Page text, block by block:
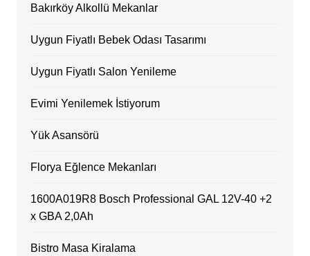
Bakırköy Alkollü Mekanlar
Uygun Fiyatlı Bebek Odası Tasarımı
Uygun Fiyatlı Salon Yenileme
Evimi Yenilemek İstiyorum
Yük Asansörü
Florya Eğlence Mekanları
1600A019R8 Bosch Professional GAL 12V-40 +2
x GBA 2,0Ah
Bistro Masa Kiralama